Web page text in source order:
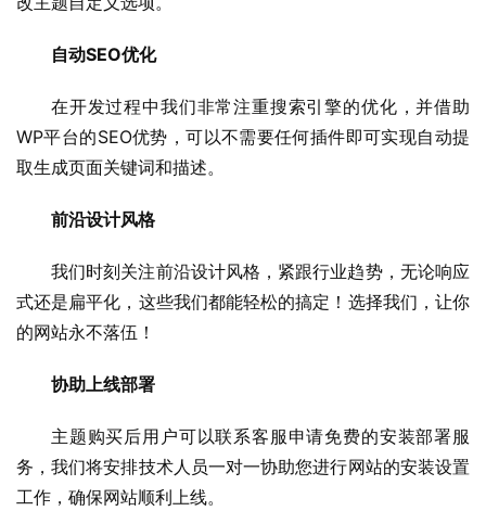
自动SEO优化
在开发过程中我们非常注重搜索引擎的优化，并借助
WP平台的SEO优势，可以不需要任何插件即可实现自动提
取生成页面关键词和描述。
前沿设计风格
我们时刻关注前沿设计风格，紧跟行业趋势，无论响应
式还是扁平化，这些我们都能轻松的搞定！选择我们，让你
的网站永不落伍！
协助上线部署
主题购买后用户可以联系客服申请免费的安装部署服
务，我们将安排技术人员一对一协助您进行网站的安装设置
工作，确保网站顺利上线。